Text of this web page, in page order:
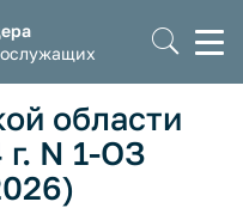
области
N 1-ОЗ